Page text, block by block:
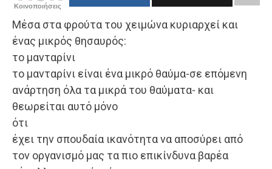
Κοινοποιήσεις
Μέσα στα φρούτα του χειμώνα κυριαρχεί και
ένας μικρός θησαυρός:
το μανταρίνι
το μανταρίνι είναι ένα μικρό θαύμα-σε επόμενη
ανάρτηση όλα τα μικρά του θαύματα- και
θεωρείται αυτό μόνο
ότι
έχει την σπουδαία ικανότητα να αποσύρει από
τον οργανισμό μας τα πιο επικίνδυνα βαρέα